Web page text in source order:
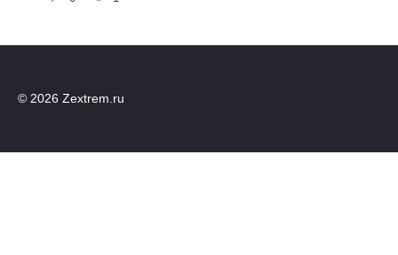
© 2026 Zextrem.ru